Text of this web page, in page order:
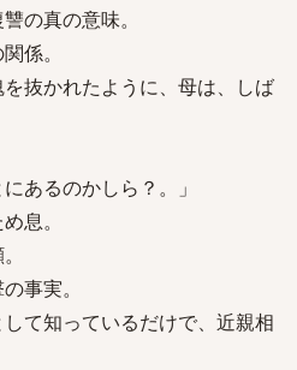
の真の意味。
係。
抜かれたように、母は、しば
あるのかしら？。」
息。
事実。
て知っているだけで、近親相